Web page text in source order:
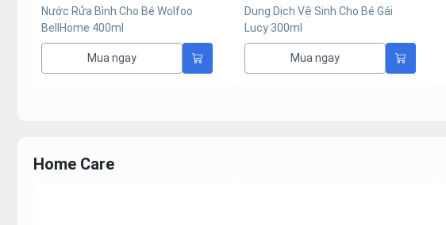
Nước Rửa Bình Cho Bé Wolfoo
BellHome 400ml
Mua ngay
Dung Dịch Vệ Sinh Cho Bé Gái
Lucy 300ml
Mua ngay
Home Care